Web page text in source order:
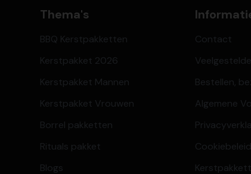
Thema's
BBQ Kerstpakketten
Kerstpakket 2026
Kerstpakket Mannen
Kerstpakket Vrouwen
Borrel pakketten
Rituals pakket
Blogs
Contact
Bestellen,
Algemene